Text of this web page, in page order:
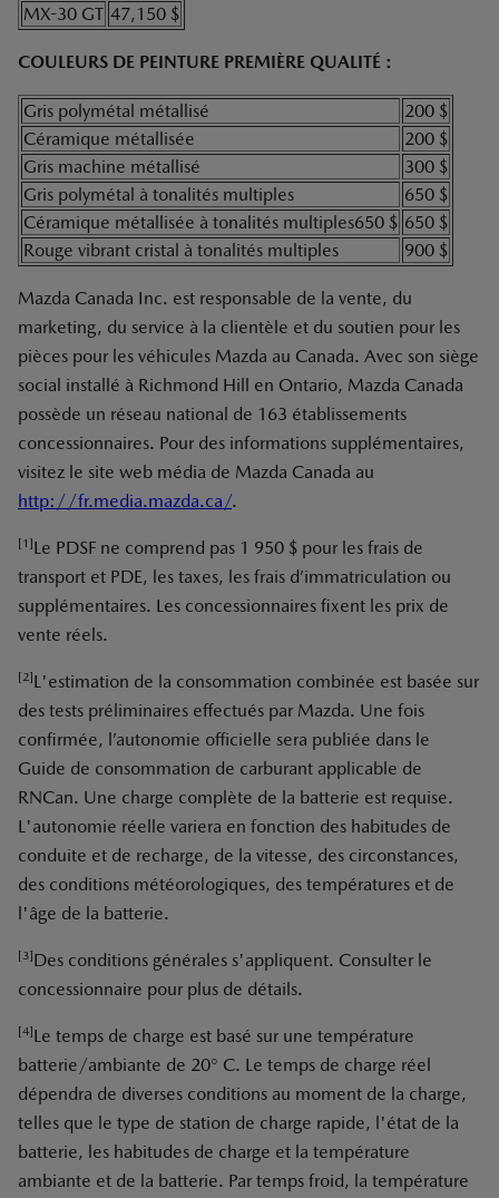
MX-30 GT 47,150 $
COULEURS DE PEINTURE PREMIÈRE QUALITÉ :
Gris polymétal métallisé
200 $
Céramique métallisée
200 $
Gris machine métallisé
300 $
Gris polymétal à tonalités multiples
650 $
Céramique métallisée à tonalités multiples650 $ 650 $
Rouge vibrant cristal à tonalités multiples
900 $
Mazda Canada Inc. est responsable de la vente, du
marketing, du service à la clientèle et du soutien pour les
pièces pour les véhicules Mazda au Canada. Avec son siège
social installé à Richmond Hill en Ontario, Mazda Canada
possède un réseau national de 163 établissements
concessionnaires. Pour des informations supplémentaires,
visitez le site web média de Mazda Canada au
http://fr.media.mazda.ca/.
[1]Le PDSF ne comprend pas 1 950 $ pour les frais de
transport et PDE, les taxes, les frais d’immatriculation ou
supplémentaires. Les concessionnaires fixent les prix de
vente réels.
[2]L'estimation de la consommation combinée est basée sur
des tests préliminaires effectués par Mazda. Une fois
confirmée, l’autonomie officielle sera publiée dans le
Guide de consommation de carburant applicable de
RNCan. Une charge complète de la batterie est requise.
L'autonomie réelle variera en fonction des habitudes de
conduite et de recharge, de la vitesse, des circonstances,
des conditions météorologiques, des températures et de
l'âge de la batterie.
[3]Des conditions générales s'appliquent. Consulter le
concessionnaire pour plus de détails.
[4]Le temps de charge est basé sur une température
batterie/ambiante de 20° C. Le temps de charge réel
dépendra de diverses conditions au moment de la charge,
telles que le type de station de charge rapide, l'état de la
batterie, les habitudes de charge et la température
ambiante et de la batterie. Par temps froid, la température